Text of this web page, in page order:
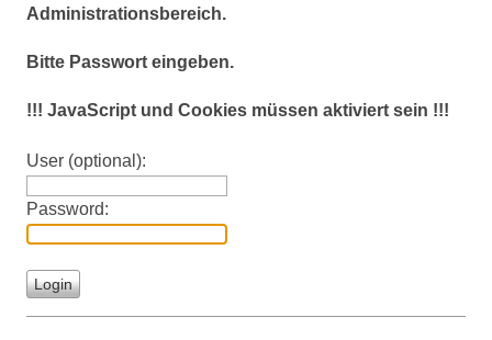
Administrationsbereich.
Bitte Passwort eingeben.
!!! JavaScript und Cookies müssen aktiviert sein !!!
User (optional):
Password: